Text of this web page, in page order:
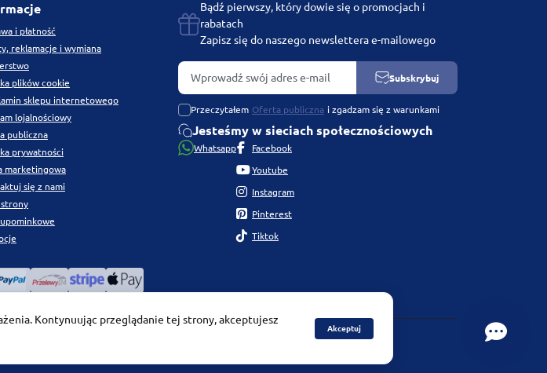
i płatność
reklamacje i wymiana
plików cookie
sklepu internetowego
lojalnościowy
publiczna
prywatności
marketingowa
się z nami
strony
Jesteśmy w sieciach społecznościowych
Whatsapp Facebook
Youtube
Instagram
Pinterest
Tiktok
Bądź pierwszy, który dowie się o promocjach i
rabatach
Zapisz się do naszego newslettera e-mailowego
Subskrybuj
Przeczytałem Oferta publiczna i zgadzam się z warunkami
Kontynuując przeglądanie tej strony, akceptujesz
Akceptuj